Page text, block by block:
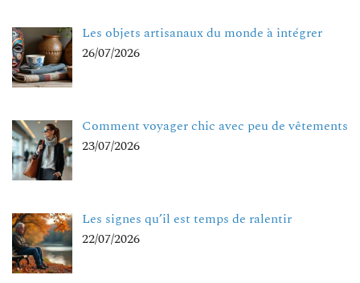
Les objets artisanaux du monde à intégrer
26/07/2026
Comment voyager chic avec peu de vêtements
23/07/2026
Les signes qu’il est temps de ralentir
22/07/2026